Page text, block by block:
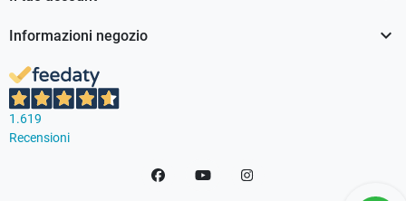
Informazioni negozio 
1.619
Recensioni